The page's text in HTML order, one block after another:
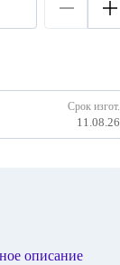
Срок изгот.
11.08.26
описание